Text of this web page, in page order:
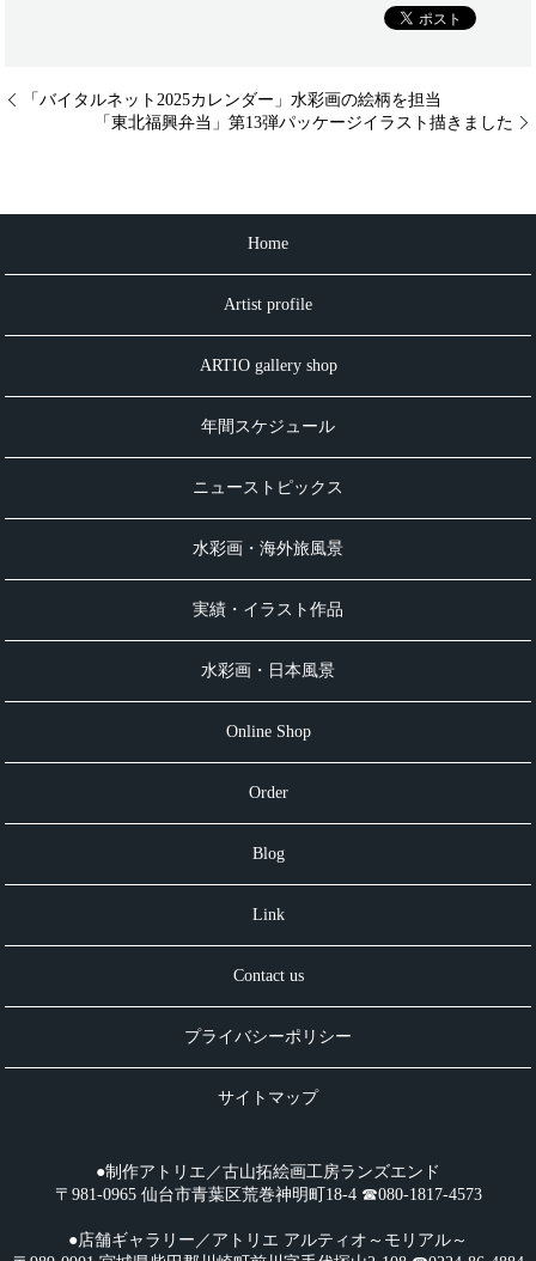
「バイタルネット2025カレンダー」水彩画の絵柄を担当
「東北福興弁当」第13弾パッケージイラスト描きました
Home
Artist profile
ARTIO gallery shop
年間スケジュール
ニューストピックス
水彩画・海外旅風景
実績・イラスト作品
水彩画・日本風景
Online Shop
Order
Blog
Link
Contact us
プライバシーポリシー
サイトマップ
●制作アトリエ／古山拓絵画工房ランズエンド
〒981-0965 仙台市青葉区荒巻神明町18-4 ☎︎080-1817-4573
●店舗ギャラリー／アトリエ アルティオ～モリアル～